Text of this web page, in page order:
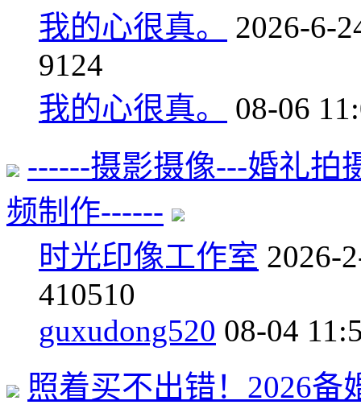
我的心很真。
2026-6-
9124
我的心很真。
08-06
------摄影摄像---婚礼拍
频制作------
时光印像工作室 2026-
410510
guxudong520 08-04
照着买不出错！2026